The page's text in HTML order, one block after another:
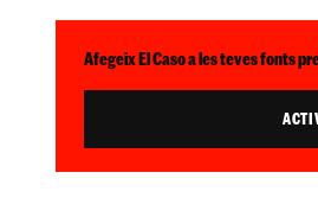
Afegeix El Caso a les teves fonts